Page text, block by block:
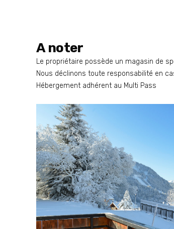
A noter
Le propriétaire possède un magasin de
Nous déclinons toute responsabilité en
Hébergement adhérent au Multi Pass